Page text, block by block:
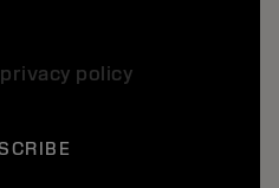
privacy policy